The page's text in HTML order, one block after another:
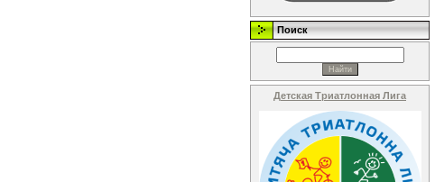
Поиск
Детская Триатлонная Лига